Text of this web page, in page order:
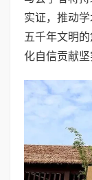
实证，推动
五千年文明
化自信贡献坚